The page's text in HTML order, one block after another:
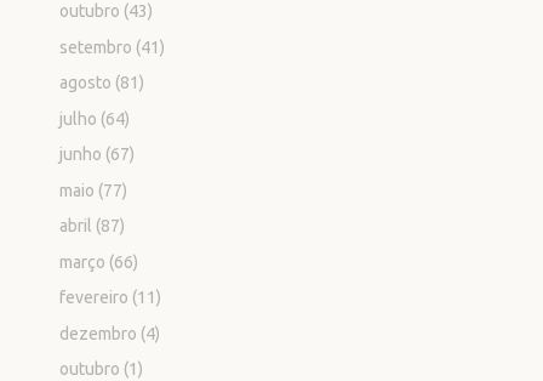
outubro (43)
setembro (41)
agosto (81)
julho (64)
junho (67)
maio (77)
abril (87)
março (66)
fevereiro (11)
dezembro (4)
outubro (1)